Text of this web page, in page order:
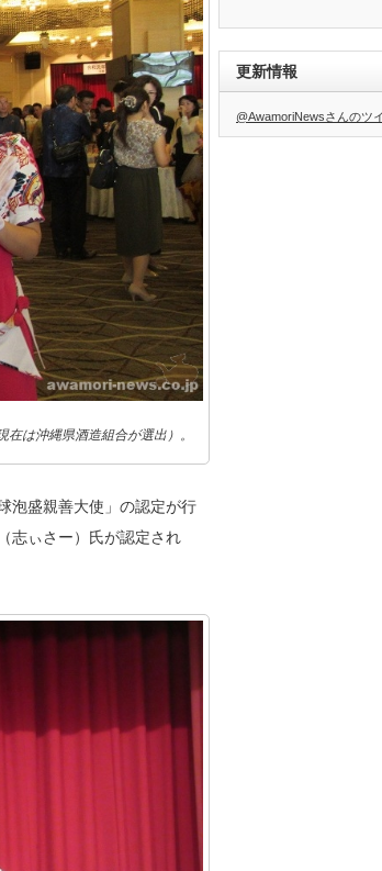
は沖縄県酒造組合が選出）。
泡盛親善大使」の認定が行
志ぃさー）氏が認定され
更新情報
@AwamoriNewsさんのツ